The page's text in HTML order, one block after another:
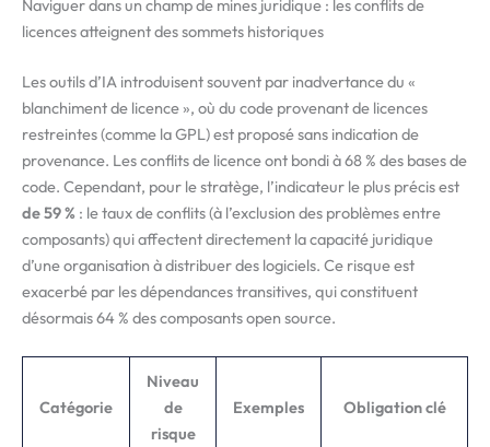
Naviguer dans un champ de mines juridique : les conflits de
licences atteignent des sommets historiques
Les outils d’IA introduisent souvent par inadvertance du «
blanchiment de licence », où du code provenant de licences
restreintes (comme la GPL) est proposé sans indication de
provenance. Les conflits de licence ont bondi à 68 % des bases de
code. Cependant, pour le stratège, l’indicateur le plus précis est
de 59 % : le taux de conflits (à l’exclusion des problèmes entre
composants) qui affectent directement la capacité juridique
d’une organisation à distribuer des logiciels. Ce risque est
exacerbé par les dépendances transitives, qui constituent
désormais 64 % des composants open source.
Catégorie
Niveau
de
risque
Exemples Obligation clé